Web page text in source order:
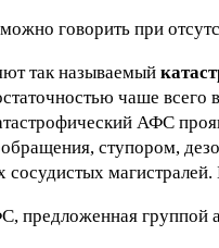
говорить при
так называемый
чаше
АФС
ступором,
предложенная